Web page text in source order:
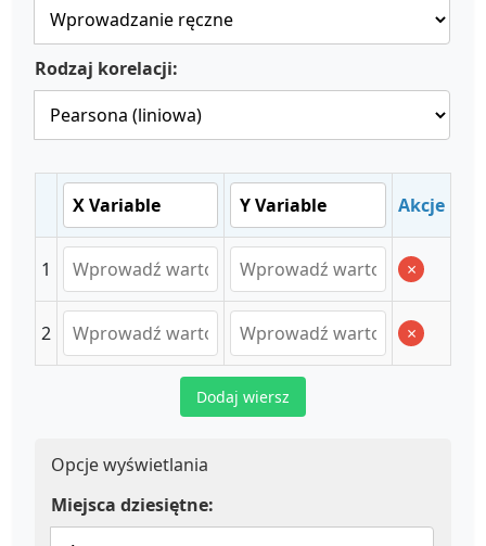
Rodzaj korelacji:
Akcje
1 ×
2 ×
Dodaj wiersz
Opcje wyświetlania
Miejsca dziesiętne: